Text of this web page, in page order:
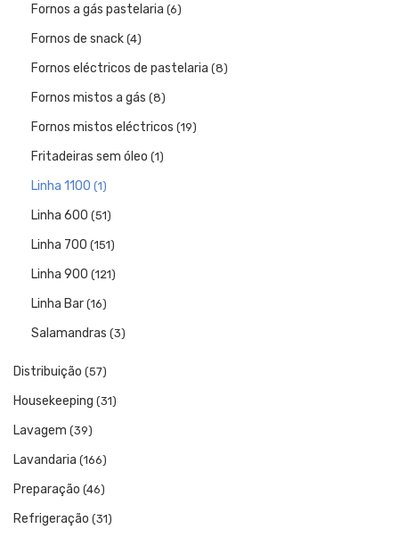
Fornos a gás pastelaria (6)
Fornos de snack (4)
Fornos eléctricos de pastelaria (8)
Fornos mistos a gás (8)
Fornos mistos eléctricos (19)
Fritadeiras sem óleo (1)
Linha 1100 (1)
Linha 600 (51)
Linha 700 (151)
Linha 900 (121)
Linha Bar (16)
Salamandras (3)
Distribuição (57)
Housekeeping (31)
Lavagem (39)
Lavandaria (166)
Preparação (46)
Refrigeração (31)